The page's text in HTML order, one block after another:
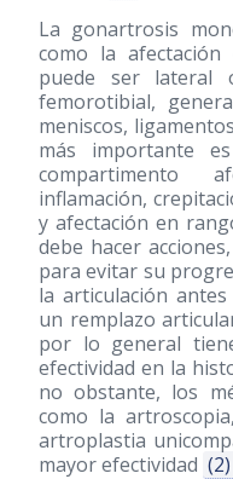
La gonartrosis
como la
puede ser lateral
femorotibial,
meniscos,
más importante
compartimento
inflamación,
y afectación en
debe hacer
para evitar su
la articulación
un remplazo
por lo general
efectividad en la
no obstante, los
como la
artroplastia
mayor efectividad (2)